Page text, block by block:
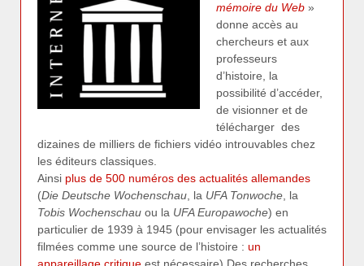
mémoire du Web »
donne accès au
chercheurs et aux
professeurs
d’histoire, la
possibilité d’accéder,
de visionner et de
télécharger des
dizaines de milliers de fichiers vidéo introuvables chez
les éditeurs classiques.
Ainsi plus de 500 numéros des actualités allemandes
(Die Deutsche Wochenschau , la UFA Tonwoche , la
Tobis Wochenschau ou la UFA Europawoche) en
particulier de 1939 à 1945 (pour envisager les actualités
filmées comme une source de l’histoire : un